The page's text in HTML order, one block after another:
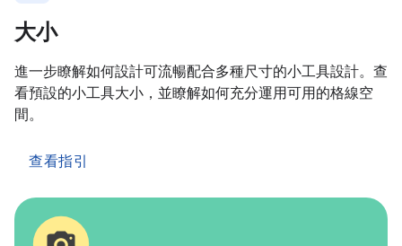
大小
進一步瞭解如何設計可流暢配合多種尺寸的小工具設計。查
看預設的小工具大小，並瞭解如何充分運用可用的格線空
間。
查看指引